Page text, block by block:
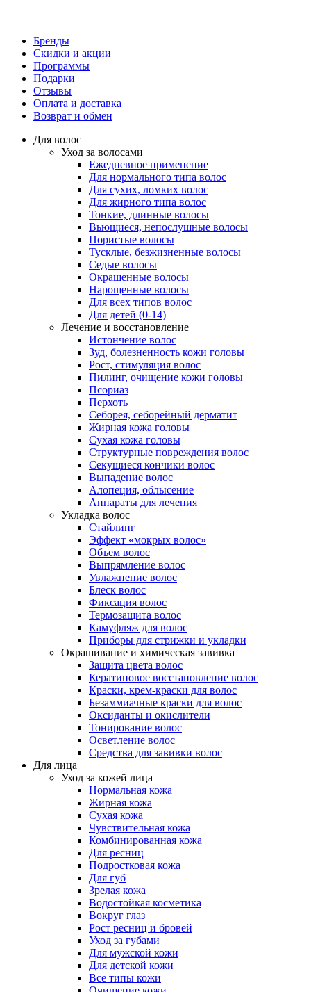
Бренды
Скидки и акции
Программы
Подарки
Отзывы
Оплата и доставка
Возврат и обмен
Для волос
Уход за волосами
Ежедневное применение
Для нормального типа волос
Для сухих, ломких волос
Для жирного типа волос
Тонкие, длинные волосы
Вьющиеся, непослушные волосы
Пористые волосы
Тусклые, безжизненные волосы
Седые волосы
Окрашенные волосы
Нарощенные волосы
Для всех типов волос
Для детей (0-14)
Лечение и восстановление
Истончение волос
Зуд, болезненность кожи головы
Рост, стимуляция волос
Пилинг, очищение кожи головы
Псориаз
Перхоть
Себорея, себорейный дерматит
Жирная кожа головы
Сухая кожа головы
Структурные повреждения волос
Секущиеся кончики волос
Выпадение волос
Алопеция, облысение
Аппараты для лечения
Укладка волос
Стайлинг
Эффект «мокрых волос»
Объем волос
Выпрямление волос
Увлажнение волос
Блеск волос
Фиксация волос
Термозащита волос
Камуфляж для волос
Приборы для стрижки и укладки
Окрашивание и химическая завивка
Защита цвета волос
Кератиновое восстановление волос
Краски, крем-краски для волос
Безаммиачные краски для волос
Оксиданты и окислители
Тонирование волос
Осветление волос
Средства для завивки волос
Для лица
Уход за кожей лица
Нормальная кожа
Жирная кожа
Сухая кожа
Чувствительная кожа
Комбинированная кожа
Для ресниц
Подростковая кожа
Для губ
Зрелая кожа
Водостойкая косметика
Вокруг глаз
Рост ресниц и бровей
Уход за губами
Для мужской кожи
Для детской кожи
Все типы кожи